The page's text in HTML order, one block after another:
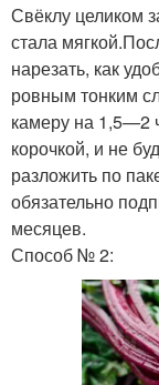
Свёклу целиком
стала
нарезать, как
ровным тонким
камеру на 1,5—2
корочкой, и не
разложить по
обязательно
месяцев.
Способ № 2: